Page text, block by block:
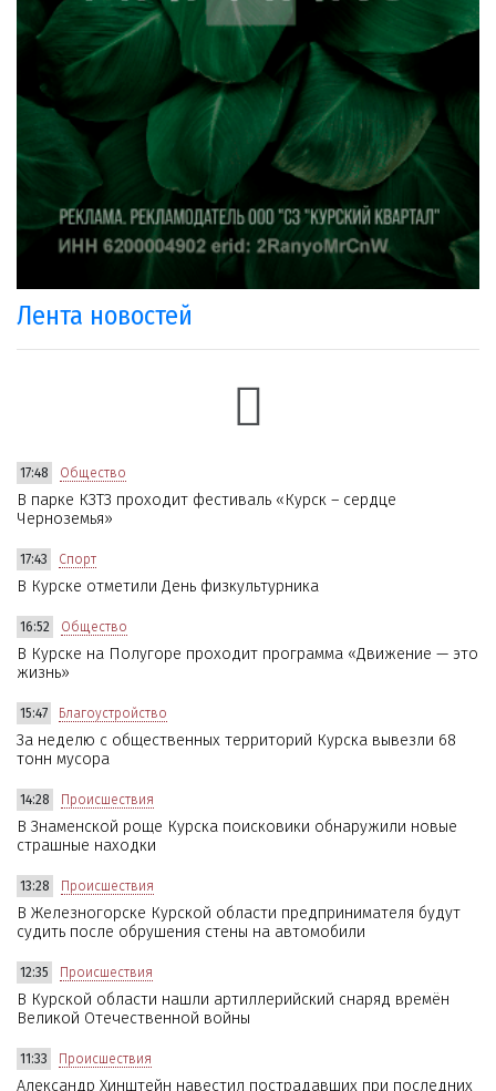
Лента новостей
17:48 Общество
В парке КЗТЗ проходит фестиваль «Курск – сердце
Черноземья»
17:43 Спорт
В Курске отметили День физкультурника
16:52 Общество
В Курске на Полугоре проходит программа «Движение — это
жизнь»
15:47 Благоустройство
За неделю с общественных территорий Курска вывезли 68
тонн мусора
14:28 Происшествия
В Знаменской роще Курска поисковики обнаружили новые
страшные находки
13:28 Происшествия
В Железногорске Курской области предпринимателя будут
судить после обрушения стены на автомобили
12:35 Происшествия
В Курской области нашли артиллерийский снаряд времён
Великой Отечественной войны
11:33 Происшествия
Александр Хинштейн навестил пострадавших при последних